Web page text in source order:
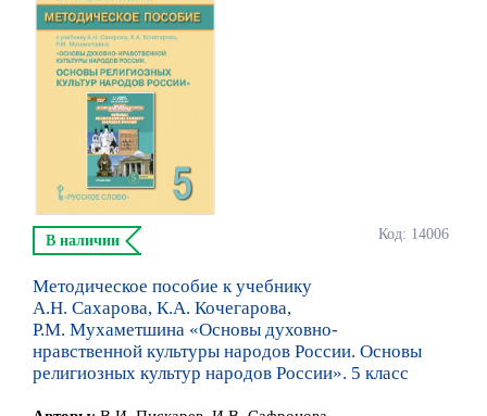
Код: 14006
В наличии
Методическое пособие к учебнику
А.Н. Сахарова, К.А. Кочегарова,
Р.М. Мухаметшина «Основы духовно-
нравственной культуры народов России. Основы
религиозных культур народов России». 5 класс